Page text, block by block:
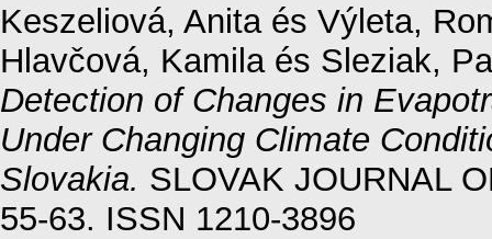
Keszeliová, Anitaés Výleta,
Hlavčová, Kamilaés Sleziak,
Detection of Changes in
Under Changing Climate
Slovakia. SLOVAK JOURNAL
55-63. ISSN 1210-3896